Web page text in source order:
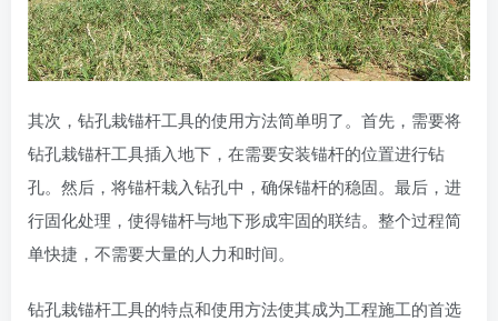
其次，钻孔栽锚杆工具的使用方法简单明了。首先，需要将
钻孔栽锚杆工具插入地下，在需要安装锚杆的位置进行钻
孔。然后，将锚杆栽入钻孔中，确保锚杆的稳固。最后，进
行固化处理，使得锚杆与地下形成牢固的联结。整个过程简
单快捷，不需要大量的人力和时间。
钻孔栽锚杆工具的特点和使用方法使其成为工程施工的首选